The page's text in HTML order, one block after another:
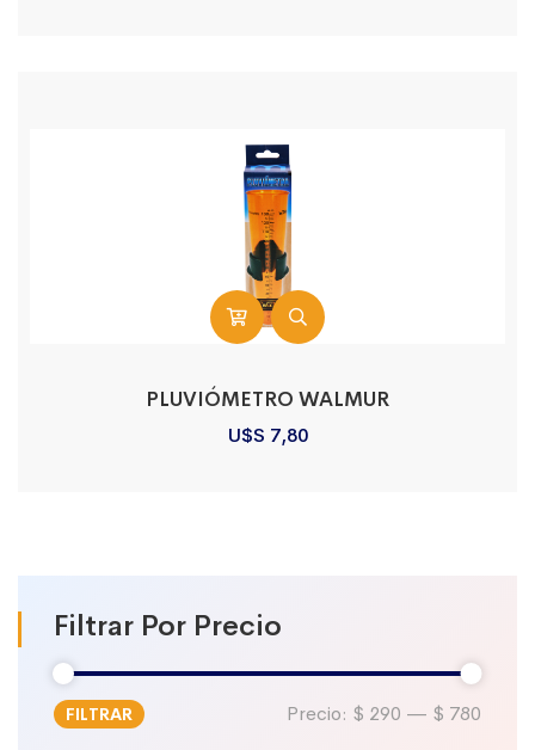
Filtrar Por Precio
Precio
Precio
FILTRAR Precio: $ 290 — $ 780
PLUVIÓMETRO WALMUR
U$S 7,80